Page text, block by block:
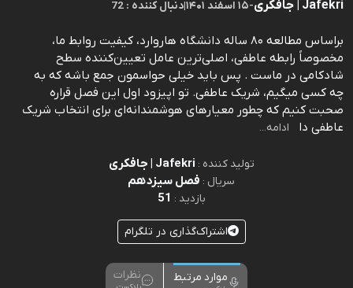
Jafekri | جافکری -۱۵ اسفند ۱۴۰۱ |72 : دنبال کننده
براساس مطالعه ۸۰ ساله دانشگاه هاروارد، کیفیت روابط ما،
مخصوصاً رابطه عاطفی، اصلی‌ترین عامل تعیین‌کننده سطح
شادکامی در ماست . پس باید خیلی حواسمون جمع باشه که به
چه کسی میگیم، شریک عاطفی. تو اپیزود اول این فصل قراره
صحبت کنیم که چطور معیارهای هوشمندانه‌ای برای انتخاب شریک
عاطفی دا
ادامه...
تولید کننده : Jafekri | جافکری
سریال : فصل سیزدهم
بازدید : 51
اشتراک‌گذاری در تلگرام
موارد مرتبط نظرات